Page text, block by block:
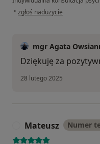
• w opinii użytkownika Bartosz
zgłoś nadużycie
mgr Agata
Dziękuję za
28 lutego 2025
Mateusz Numer